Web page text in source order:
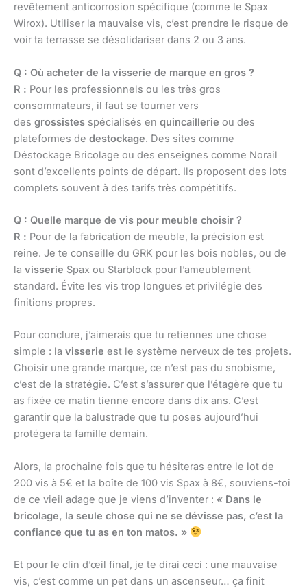
revêtement anticorrosion spécifique (comme le Spax
Wirox). Utiliser la mauvaise vis, c’est prendre le risque de
voir ta terrasse se désolidariser dans 2 ou 3 ans.
Q : Où acheter de la visserie de marque en gros ?
R : Pour les professionnels ou les très gros
consommateurs, il faut se tourner vers
des grossistes spécialisés en quincaillerie ou des
plateformes de destockage. Des sites comme
Déstockage Bricolage ou des enseignes comme Norail
sont d’excellents points de départ. Ils proposent des lots
complets souvent à des tarifs très compétitifs.
Q : Quelle marque de vis pour meuble choisir ?
R : Pour de la fabrication de meuble, la précision est
reine. Je te conseille du GRK pour les bois nobles, ou de
la visserie Spax ou Starblock pour l’ameublement
standard. Évite les vis trop longues et privilégie des
finitions propres.
Pour conclure, j’aimerais que tu retiennes une chose
simple : la visserie est le système nerveux de tes projets.
Choisir une grande marque, ce n’est pas du snobisme,
c’est de la stratégie. C’est s’assurer que l’étagère que tu
as fixée ce matin tienne encore dans dix ans. C’est
garantir que la balustrade que tu poses aujourd’hui
protégera ta famille demain.
Alors, la prochaine fois que tu hésiteras entre le lot de
200 vis à 5€ et la boîte de 100 vis Spax à 8€, souviens-toi
de ce vieil adage que je viens d’inventer : « Dans le
bricolage, la seule chose qui ne se dévisse pas, c’est la
confiance que tu as en ton matos. »
Et pour le clin d’œil final, je te dirai ceci : une mauvaise
vis, c’est comme un pet dans un ascenseur… ça finit